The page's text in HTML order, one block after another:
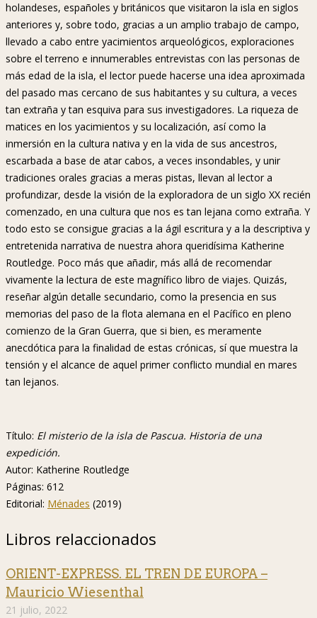
holandeses, españoles y británicos que visitaron la isla en siglos
anteriores y, sobre todo, gracias a un amplio trabajo de campo,
llevado a cabo entre yacimientos arqueológicos, exploraciones
sobre el terreno e innumerables entrevistas con las personas de
más edad de la isla, el lector puede hacerse una idea aproximada
del pasado mas cercano de sus habitantes y su cultura, a veces
tan extraña y tan esquiva para sus investigadores. La riqueza de
matices en los yacimientos y su localización, así como la
inmersión en la cultura nativa y en la vida de sus ancestros,
escarbada a base de atar cabos, a veces insondables, y unir
tradiciones orales gracias a meras pistas, llevan al lector a
profundizar, desde la visión de la exploradora de un siglo XX recién
comenzado, en una cultura que nos es tan lejana como extraña. Y
todo esto se consigue gracias a la ágil escritura y a la descriptiva y
entretenida narrativa de nuestra ahora queridísima Katherine
Routledge. Poco más que añadir, más allá de recomendar
vivamente la lectura de este magnífico libro de viajes. Quizás,
reseñar algún detalle secundario, como la presencia en sus
memorias del paso de la flota alemana en el Pacífico en pleno
comienzo de la Gran Guerra, que si bien, es meramente
anecdótica para la finalidad de estas crónicas, sí que muestra la
tensión y el alcance de aquel primer conflicto mundial en mares
tan lejanos.
Título: El misterio de la isla de Pascua. Historia de una
expedición.
Autor: Katherine Routledge
Páginas: 612
Editorial: Ménades (2019)
Libros relaccionados
ORIENT-EXPRESS. EL TREN DE EUROPA –
Mauricio Wiesenthal
21 julio, 2022